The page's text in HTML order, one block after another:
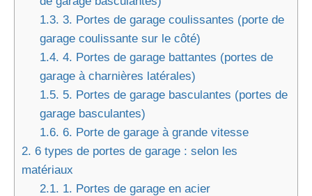
1.3. 3. Portes de garage coulissantes (porte de
garage coulissante sur le côté)
1.4. 4. Portes de garage battantes (portes de
garage à charnières latérales)
1.5. 5. Portes de garage basculantes (portes de
garage basculantes)
1.6. 6. Porte de garage à grande vitesse
2. 6 types de portes de garage : selon les
matériaux
2.1. 1. Portes de garage en acier